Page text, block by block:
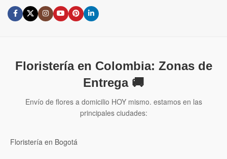
Floristería en Colombia: Zonas de
Entrega 🚚
Envío de flores a domicilio HOY mismo. estamos en las
principales ciudades:
Floristería en Bogotá